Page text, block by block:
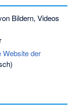
Bildern, Videos
der